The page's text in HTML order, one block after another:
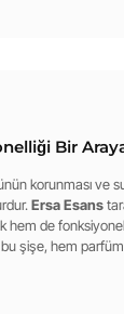
Bir
korunması ve
Ersa Esans
hem de
şişe, hem